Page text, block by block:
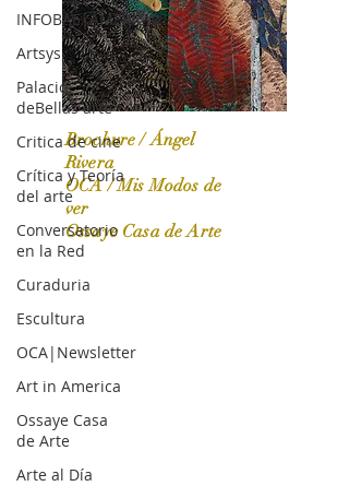
INFOBAE|AMERICA
Artsys
Palacio
deBellas arte
Critica de cine
Crítica y Teoría
del arte
Conversatorio
en la Red
Curaduria
Escultura
OCA|Newsletter
Art in America
Ossaye Casa
de Arte
Arte al Día
OCA|News 31 / Marzo-Abril / 2024
Brochure / Ángel
Rivera
OCA / Mis Modos de
ver
Ossaye Casa de Arte